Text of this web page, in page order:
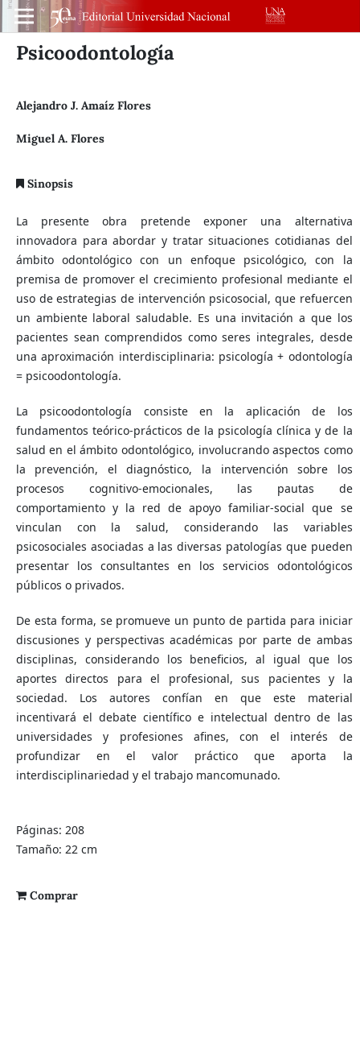
Psicoodontología
Alejandro J. Amaíz Flores
Miguel A. Flores
Sinopsis
La presente obra pretende exponer una alternativa
innovadora para abordar y tratar situaciones cotidianas del
ámbito odontológico con un enfoque psicológico, con la
premisa de promover el crecimiento profesional mediante el
uso de estrategias de intervención psicosocial, que refuercen
un ambiente laboral saludable. Es una invitación a que los
pacientes sean comprendidos como seres integrales, desde
una aproximación interdisciplinaria: psicología + odontología
= psicoodontología.
La psicoodontología consiste en la aplicación de los
fundamentos teórico-prácticos de la psicología clínica y de la
salud en el ámbito odontológico, involucrando aspectos como
la prevención, el diagnóstico, la intervención sobre los
procesos cognitivo-emocionales, las pautas de
comportamiento y la red de apoyo familiar-social que se
vinculan con la salud, considerando las variables
psicosociales asociadas a las diversas patologías que pueden
presentar los consultantes en los servicios odontológicos
públicos o privados.
De esta forma, se promueve un punto de partida para iniciar
discusiones y perspectivas académicas por parte de ambas
disciplinas, considerando los beneficios, al igual que los
aportes directos para el profesional, sus pacientes y la
sociedad. Los autores confían en que este material
incentivará el debate científico e intelectual dentro de las
universidades y profesiones afines, con el interés de
profundizar en el valor práctico que aporta la
interdisciplinariedad y el trabajo mancomunado.
Páginas: 208
Tamaño: 22 cm
Comprar